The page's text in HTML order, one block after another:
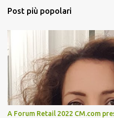
Post più popolari
A Forum Retail 2022 CM.com